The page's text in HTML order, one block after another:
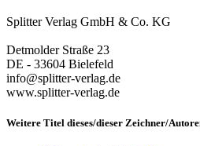
Splitter Verlag GmbH & Co. KG
Detmolder Straße 23
DE - 33604 Bielefeld
info@splitter-verlag.de
www.splitter-verlag.de
Weitere Titel dieses/dieser Zeichner/